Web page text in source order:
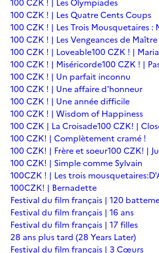
100 CZK ! | Les Quatre Cents Coups
100 CZK ! | Les Trois Mousquetaires :
100 CZK ! | Les Vengeances de
100 CZK ! | Loveable100 CZK ! | Maria
100 CZK ! | Miséricorde100 CZK ! |
100 CZK ! | Un parfait inconnu
100 CZK ! | Une affaire d'honneur
100 CZK ! | Une année difficile
100 CZK ! | Wisdom of Happiness
100 CZK | La Croisade100 CZK! |
100 CZK! | Complètement cramé !
100 CZK! | Frère et soeur100 CZK! |
100 CZK! | Simple comme Sylvain
100CZK ! | Les trois
100CZK! | Bernadette
Festival du film français | 120
Festival du film français | 16 ans
Festival du film français | 17 filles
28 ans plus tard (28 Years Later)
Festival du film français | 3 Cœurs